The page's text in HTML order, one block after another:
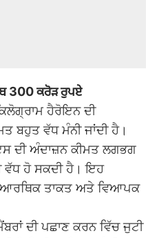
300 ਕਰੋੜ ਰੁਪਏ
ਹੈਰੋਇਨ ਦੀ
ਬਹੁਤ ਵੱਧ ਮੰਨੀ ਜਾਂਦੀ ਹੈ।
ਦੀ ਅੰਦਾਜ਼ਨ ਕੀਮਤ ਲਗਭਗ
ਵੱਧ ਹੋ ਸਕਦੀ ਹੈ। ਇਹ
ਆਰਥਿਕ ਤਾਕਤ ਅਤੇ ਵਿਆਪਕ
ਦੀ ਪਛਾਣ ਕਰਨ ਵਿੱਚ ਜੁਟੀ